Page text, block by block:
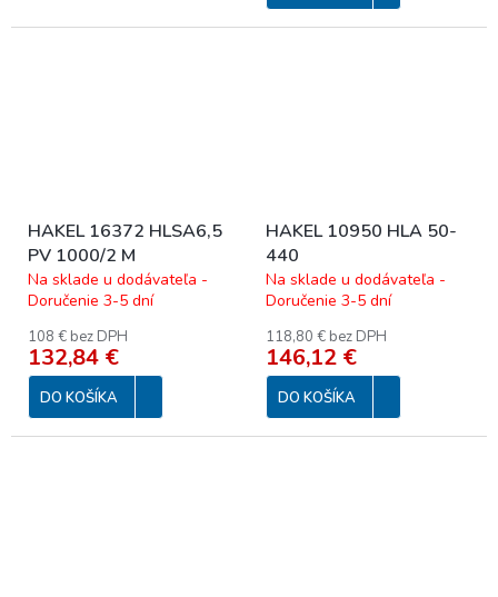
HAKEL 16372 HLSA6,5
PV 1000/2 M
Na sklade u dodávateľa -
Doručenie 3-5 dní
108 € bez DPH
132,84 €
DO KOŠÍKA
HAKEL 10950 HLA 50-
440
Na sklade u dodávateľa -
Doručenie 3-5 dní
118,80 € bez DPH
146,12 €
DO KOŠÍKA